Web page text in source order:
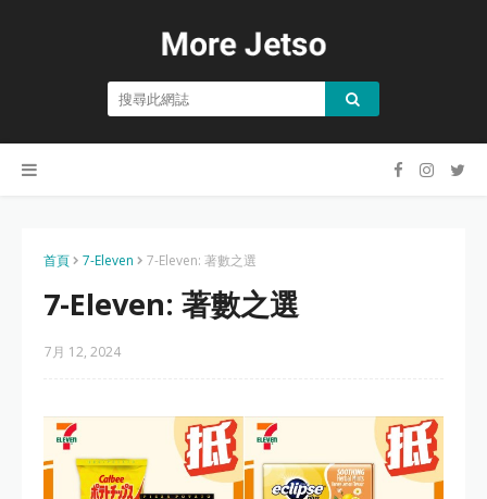
首頁 7-Eleven 7-Eleven: 著數之選
7-Eleven: 著數之選
7月 12, 2024